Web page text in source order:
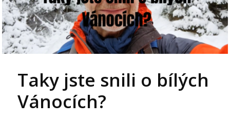
Taky jste snili o bílých
Vánocích?